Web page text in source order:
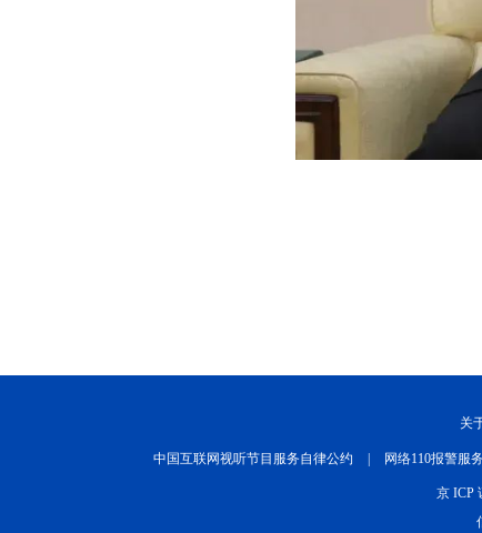
关
中国互联网视听节目服务自律公约 网络110报警服
京 ICP